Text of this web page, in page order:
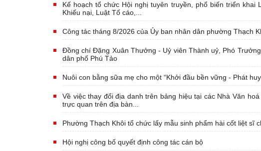
Kế hoạch tổ chức Hội nghị tuyên truyền, phổ biến triển
Khiếu nại, Luật Tố cáo,...
Công tác tháng 8/2026 của Ủy ban nhân dân phường Thạch
Đồng chí Đặng Xuân Thưởng - Uỷ viên Thành uỷ, Phó
dân phố Phú Tảo
Nuôi con bằng sữa mẹ cho một “Khởi đầu bền vững - Phát
Về việc thay đổi địa danh trên bảng hiệu tại các Nhà Văn
trực quan trên địa bàn...
Phường Thạch Khôi tổ chức lấy mẫu sinh phẩm hài cốt liệt sĩ
Hội nghị công bố quyết định công tác cán bộ